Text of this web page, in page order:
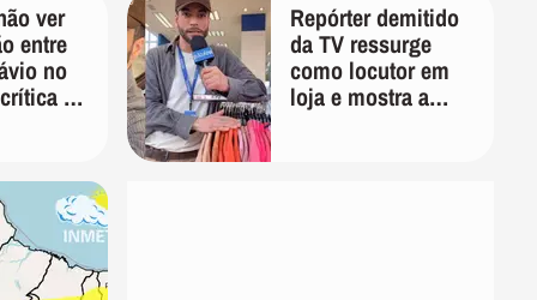
ver
entre
no
ao
votar no
Repórter demitido
da TV ressurge
como locutor em
loja e mostra a